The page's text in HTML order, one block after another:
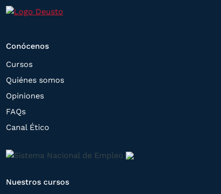
Conócenos
Cursos
Quiénes somos
Opiniones
FAQs
Canal Ético
Nuestros cursos